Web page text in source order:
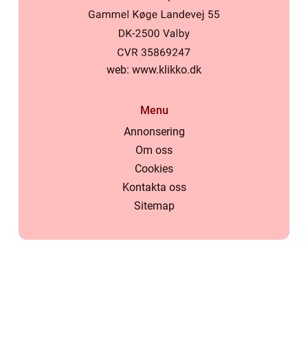
web: www.klikko.dk
Menu
Annonsering
Om oss
Cookies
Kontakta oss
Sitemap